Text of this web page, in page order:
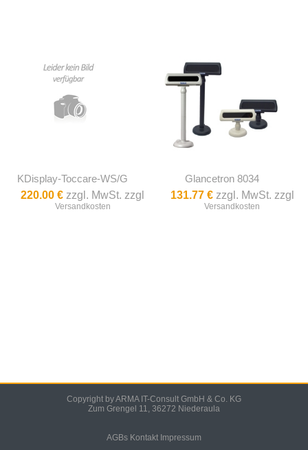
KDisplay-Toccare-WS/G
220.00 € zzgl. MwSt. zzgl
Versandkosten
Glancetron 8034
131.77 €zzgl. MwSt. zzgl
Versandkosten
Copyright by ARMA IT-Consult GmbH & Co. KG
Zum Grengel 11, 36272 Niederaula
AGBs Kontakt Impressum